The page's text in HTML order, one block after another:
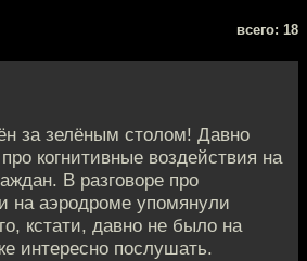
всего: 18
за зелёным столом! Давно
когнитивные воздействия на
В разговоре про
на аэродроме упомянули
кстати, давно не было на
интересно послушать.